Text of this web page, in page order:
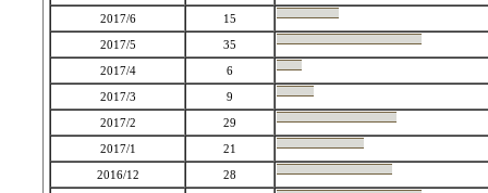
2017/6
15
2017/5
35
2017/4
6
2017/3
9
2017/2
29
2017/1
21
2016/12
28